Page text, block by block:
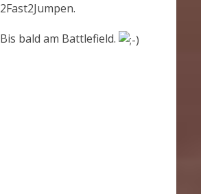
2Fast2Jumpen.
Bis bald am Battlefield.